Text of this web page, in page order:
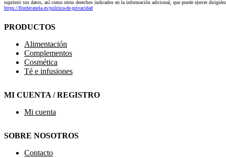
suprimir sus datos, así como otros derechos indicados en la información adicional, que puede ejercer
https://flordecanela.es/politica-de-privacidad
PRODUCTOS
Alimentación
Complementos
Cosmética
Té e infusiones
MI CUENTA / REGISTRO
Mi cuenta
SOBRE NOSOTROS
Contacto